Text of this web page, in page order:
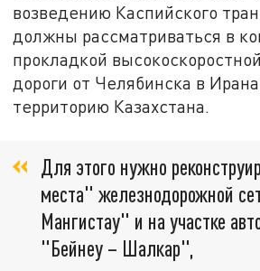
возведению Каспийского
должны рассматриваться в
прокладкой
дороги от Челябинска в
территорию Казахстана.
Для этого нужно
места" железнодорожной
Мангистау" и на участке
"Бейнеу – Шалкар",